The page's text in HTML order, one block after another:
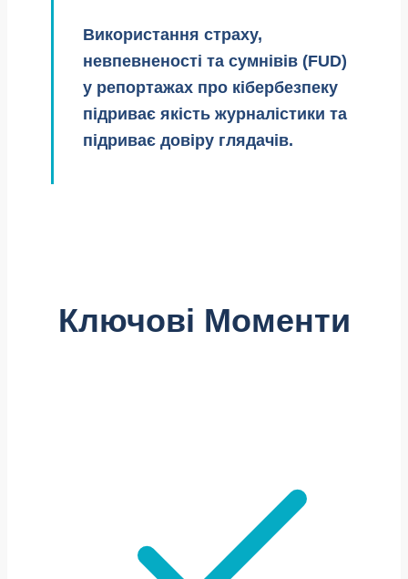
Використання страху,
невпевненості та сумнівів (FUD)
у репортажах про кібербезпеку
підриває якість журналістики та
підриває довіру глядачів.
Ключові Моменти